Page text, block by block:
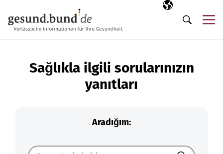
Seçili dil
TR
Arama
Sağlıkla ilgili sorularınızın
yanıtları
Aradığım: